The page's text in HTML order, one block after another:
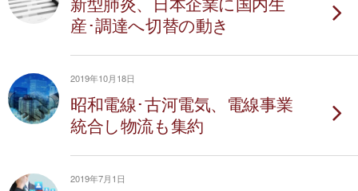
産･調達へ切替の動き
2019年10月18日
昭和電線･古河電気、電線事業
統合し物流も集約
2019年7月1日